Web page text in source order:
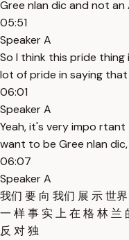
Gree nlan dic and not
05:51
Speaker A
So I think this pride thing
lot of pride in saying that
06:01
Speaker A
Yeah, it's very impo
want to be Gree nlan
06:07
Speaker A
我们 要 向 我们 展 示 世
一 样 事 实 上 在 格 林 兰
反 对 独